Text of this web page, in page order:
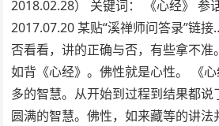
2018.02.28） 关键词： 《心经》 参
2017.07.20 某贴“溪禅师问答录”链
否看看，讲的正确与否，有些拿不准
如背《心经》。佛性就是心性。 《
多的智慧。从开始到过程到结果都
圆满的智慧。佛性，如来藏等的讲